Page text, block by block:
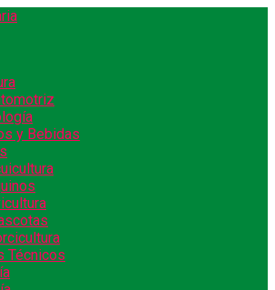
y Bebidas
Técnicos